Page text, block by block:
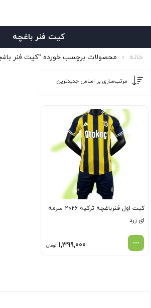
کیت فنر باغچه
خانه محصولات برچسب خورده “کیت فنر
کیت اول فنرباغچه ترکیه 2026 سرمه
ای زرد
1,399,000 تومان